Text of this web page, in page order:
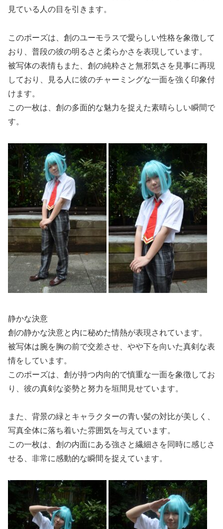
見ている人の目を引きます。
このポーズは、創のユーモラスで愛らしい性格を象徴して
おり、普段の彼の明るさと柔らかさを表現しています。
被写体の表情もまた、創の純粋さと無邪気さを見事に再現
しており、見る人に彼のチャーミングな一面を強く印象付
けます。
この一枚は、創の多面的な魅力を捉えた素晴らしい瞬間で
す。
静かな決意
創の静かな決意と内に秘めた情熱が表現されています。
被写体は腕を胸の前で交差させ、やや下を向いた真剣な表
情をしています。
このポーズは、創が持つ内向的で慎重な一面を象徴してお
り、彼の真剣な姿勢と努力を垣間見せています。
また、背景の緑とキャラクターの青い髪の対比が美しく、
写真全体に落ち着いた雰囲気を与えています。
この一枚は、創の内面にある強さと繊細さを同時に感じさ
せる、非常に感動的な瞬間を捉えています。